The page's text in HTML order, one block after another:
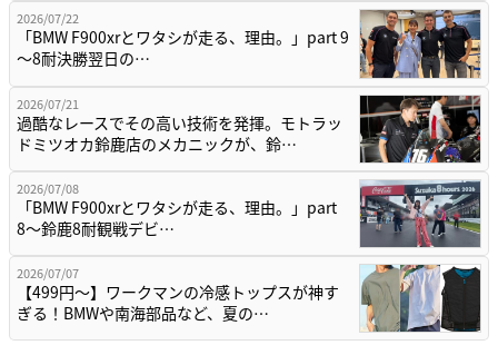
2026/07/22
「BMW F900xrとワタシが走る、理由。」part 9
〜8耐決勝翌日の…
2026/07/21
過酷なレースでその高い技術を発揮。モトラッ
ドミツオカ鈴鹿店のメカニックが、鈴…
2026/07/08
「BMW F900xrとワタシが走る、理由。」part
8〜鈴鹿8耐観戦デビ…
2026/07/07
【499円〜】ワークマンの冷感トップスが神す
ぎる！BMWや南海部品など、夏の…